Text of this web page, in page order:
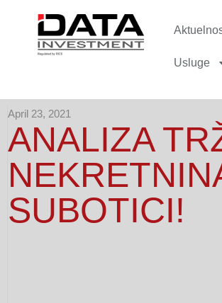
Usluge
April 23, 2021
ANALIZA
SUBOTICI!